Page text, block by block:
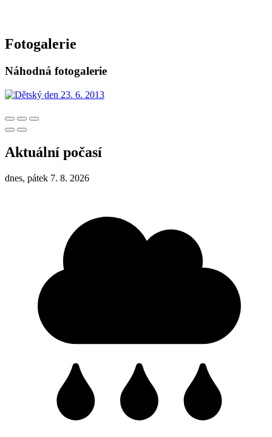
Fotogalerie
Náhodná fotogalerie
Aktuální počasí
dnes, pátek 7. 8. 2026